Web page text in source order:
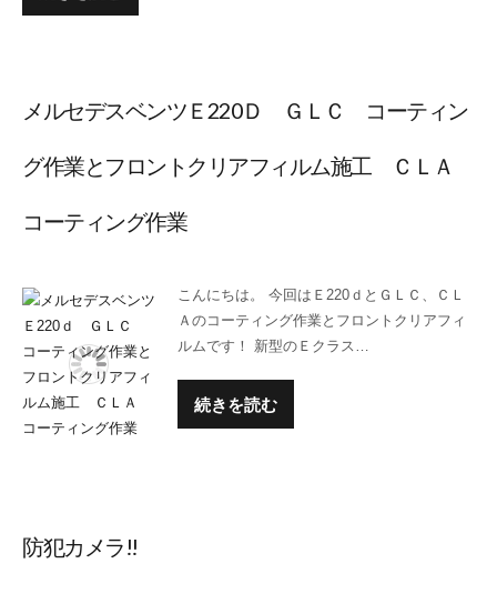
メルセデスベンツＥ220Ｄ ＧＬＣ コーティン
グ作業とフロントクリアフィルム施工 ＣＬＡ
コーティング作業
こんにちは。 今回はＥ220ｄとＧＬＣ、ＣＬ
Ａのコーティング作業とフロントクリアフィ
ルムです！ 新型のＥクラス…
続きを読む
防犯カメラ!!